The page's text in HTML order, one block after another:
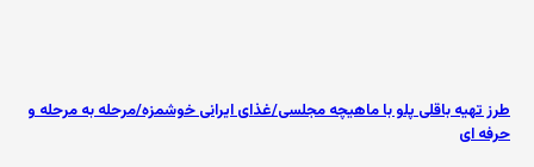
طرز تهیه باقلی پلو با ماهیچه مجلسی/غذای ایرانی خوشمزه/مرحله به مرحله و
حرفه ای